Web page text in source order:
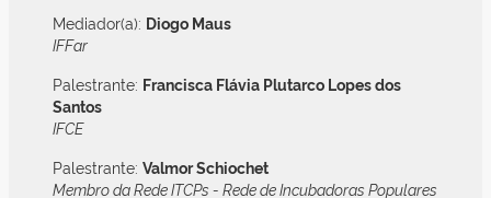
Mediador(a): Diogo Maus
IFFar
Palestrante: Francisca Flávia Plutarco Lopes dos
Santos
IFCE
Palestrante: Valmor Schiochet
Membro da Rede ITCPs - Rede de Incubadoras Populares